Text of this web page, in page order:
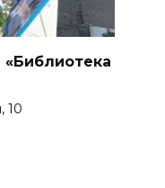
10